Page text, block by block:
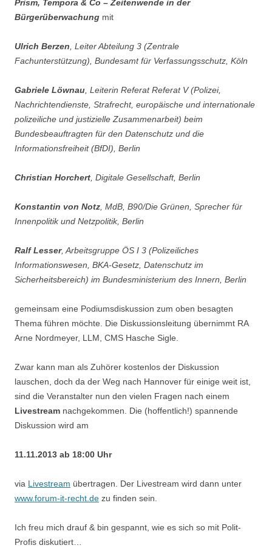
Prism, Tempora & Co – Zeitenwende in der
Bürgerüberwachung mit
Ulrich Berzen, Leiter Abteilung 3 (Zentrale
Fachunterstützung), Bundesamt für Verfassungsschutz, Köln
Gabriele Löwnau, Leiterin Referat Referat V (Polizei,
Nachrichtendienste, Strafrecht, europäische und internationale
polizeiliche und justizielle Zusammenarbeit) beim
Bundesbeauftragten für den Datenschutz und die
Informationsfreiheit (BfDI), Berlin
Christian Horchert, Digitale Gesellschaft, Berlin
Konstantin von Notz, MdB, B90/Die Grünen, Sprecher für
Innenpolitik und Netzpolitik, Berlin
Ralf Lesser, Arbeitsgruppe ÖS I 3 (Polizeiliches
Informationswesen, BKA-Gesetz, Datenschutz im
Sicherheitsbereich) im Bundesministerium des Innern, Berlin
gemeinsam eine Podiumsdiskussion zum oben besagten
Thema führen möchte. Die Diskussionsleitung übernimmt RA
Arne Nordmeyer, LLM, CMS Hasche Sigle.
Zwar kann man als Zuhörer kostenlos der Diskussion
lauschen, doch da der Weg nach Hannover für einige weit ist,
sind die Veranstalter nun den vielen Fragen nach einem
Livestream nachgekommen. Die (hoffentlich!) spannende
Diskussion wird am
11.11.2013 ab 18:00 Uhr
via Livestream übertragen. Der Livestream wird dann unter
www.forum-it-recht.de zu finden sein.
Ich freu mich drauf & bin gespannt, wie es sich so mit Polit-
Profis diskutiert…